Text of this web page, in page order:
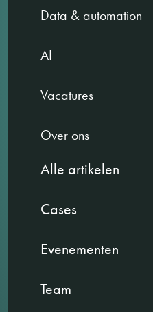
Data & automation
AI
Vacatures
Over ons
Alle artikelen
Cases
Evenementen
Team